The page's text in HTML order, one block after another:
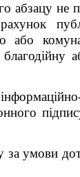
абзацу
або
за умови